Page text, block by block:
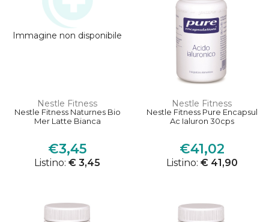
Immagine non disponibile
Nestle Fitness
Nestle Fitness Naturnes Bio
Mer Latte Bianca
€3,45
Listino: € 3,45
Nestle Fitness
Nestle Fitness Pure Encapsul
Ac Ialuron 30cps
€41,02
Listino: € 41,90